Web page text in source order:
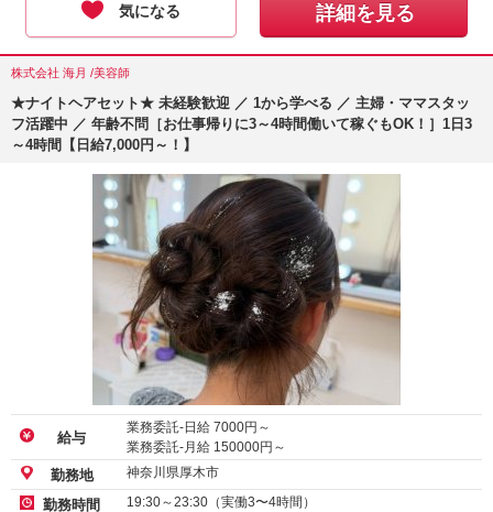
気になる 詳細を見る
株式会社 海月 /美容師
★ナイトヘアセット★ 未経験歓迎 ／ 1から学べる ／ 主婦・ママスタッ
フ活躍中 ／ 年齢不問［お仕事帰りに3～4時間働いて稼ぐもOK！］1日3
～4時間【日給7,000円～！】
給与
業務委託-日給 7000円～
業務委託-月給 150000円～
勤務地 神奈川県厚木市
勤務時間 19:30～23:30（実働3〜4時間）